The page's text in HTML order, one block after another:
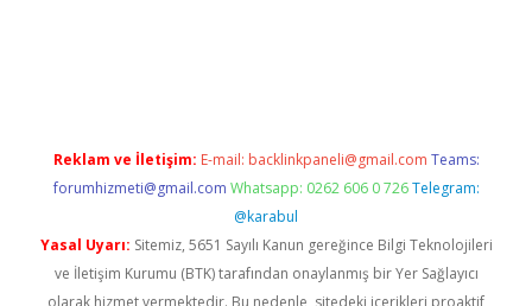
Reklam ve İletişim: E-mail: backlinkpaneli@gmail.com Teams:
forumhizmeti@gmail.com Whatsapp: 0262 606 0 726 Telegram:
@karabul
Yasal Uyarı: Sitemiz, 5651 Sayılı Kanun gereğince Bilgi Teknolojileri
ve İletişim Kurumu (BTK) tarafından onaylanmış bir Yer Sağlayıcı
olarak hizmet vermektedir. Bu nedenle, sitedeki içerikleri proaktif